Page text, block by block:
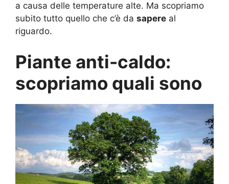
a causa delle temperature alte. Ma scopriamo
subito tutto quello che c’è da sapere al
riguardo.
Piante anti-caldo:
scopriamo quali sono